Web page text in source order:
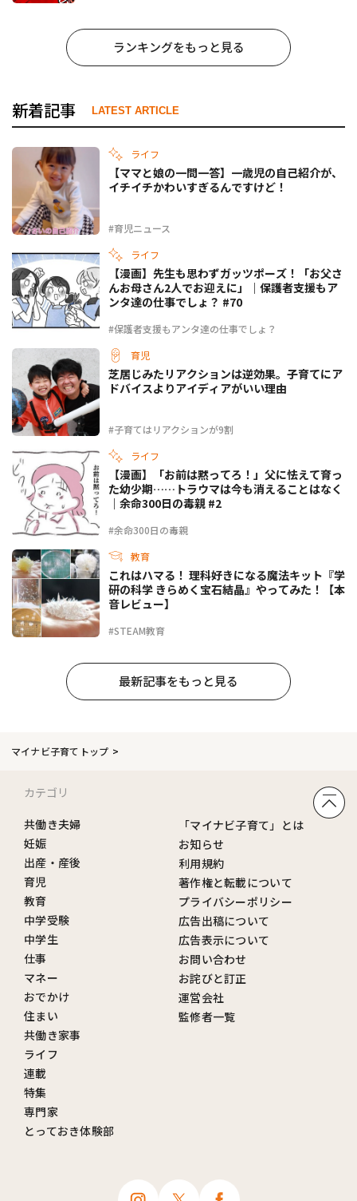
ランキングをもっと見る
新着記事 LATEST ARTICLE
ライフ
#育児ニュース
【ママと娘の一問一答】一歳児の自己紹介が、
イチイチかわいすぎるんですけど！
ライフ
#保護者支援もアンタ達の仕事でしょ？
【漫画】先生も思わずガッツポーズ！「お父さ
んお母さん2人でお迎えに」｜保護者支援もア
ンタ達の仕事でしょ？ #70
育児
#子育てはリアクションが9割
芝居じみたリアクションは逆効果。子育てにア
ドバイスよりアイディアがいい理由
ライフ
#余命300日の毒親
【漫画】「お前は黙ってろ！」父に怯えて育っ
た幼少期……トラウマは今も消えることはなく
｜余命300日の毒親 #2
教育
#STEAM教育
これはハマる！ 理科好きになる魔法キット『学
研の科学 きらめく宝石結晶』やってみた！【本
音レビュー】
最新記事をもっと見る
マイナビ子育てトップ
カテゴリ
共働き夫婦
妊娠
出産・産後
育児
教育
中学受験
中学生
仕事
マネー
おでかけ
住まい
共働き家事
ライフ
連載
特集
専門家
とっておき体験部
「マイナビ子育て」とは
お知らせ
利用規約
著作権と転載について
プライバシーポリシー
広告出稿について
広告表示について
お問い合わせ
お詫びと訂正
運営会社
監修者一覧